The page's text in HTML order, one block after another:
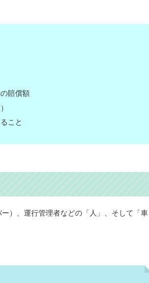
賠償額
こと
）、運行管理者などの「人」、そして「車